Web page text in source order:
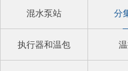
混水泵站 分
执行器和温包